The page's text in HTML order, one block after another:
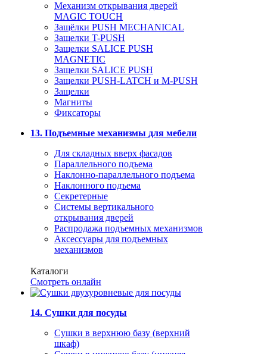
Механизм открывания дверей
MAGIC TOUCH
Защёлки PUSH MECHANICAL
Защелки T-PUSH
Защелки SALICE PUSH
MAGNETIC
Защелки SALICE PUSH
Защелки PUSH-LATCH и M-PUSH
Защелки
Магниты
Фиксаторы
13. Подъемные механизмы для мебели
Для складных вверх фасадов
Параллельного подъема
Наклонно-параллельного подъема
Наклонного подъема
Секретерные
Системы вертикального
открывания дверей
Распродажа подъемных механизмов
Аксессуары для подъемных
механизмов
Каталоги
Смотреть онлайн
14. Сушки для посуды
Сушки в верхнюю базу (верхний
шкаф)